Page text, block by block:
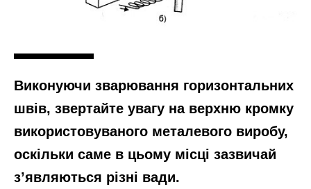
Виконуючи зварювання горизонтальних
швів, звертайте увагу на верхню кромку
використовуваного металевого виробу,
оскільки саме в цьому місці зазвичай
з’являються різні вади.